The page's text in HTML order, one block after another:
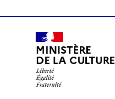
MINISTÈRE
DE LA CULTURE